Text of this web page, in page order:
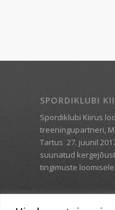
SPORDIKLUBI
Spordiklubi Kiirus
treeningupartneri,
Tartus 27. juunil
suunatud
tingimuste loomisele.